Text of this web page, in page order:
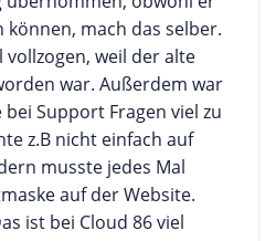
mach das selber.
vollzogen, weil der alte
war. Außerdem war
Support Fragen viel zu
z.B nicht einfach auf
musste jedes Mal
auf der Website.
ist bei Cloud 86 viel